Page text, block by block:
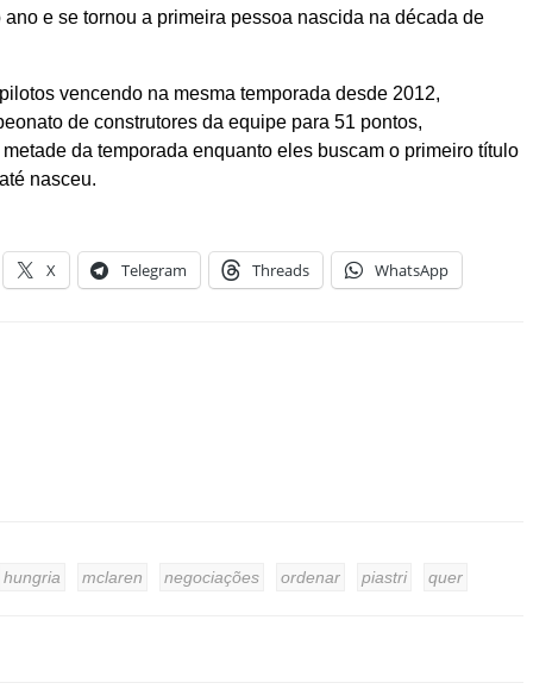
e se tornou a primeira pessoa nascida na década de
vencendo na mesma temporada desde 2012,
de construtores da equipe para 51 pontos,
da temporada enquanto eles buscam o primeiro título
até nasceu.
X Telegram Threads WhatsApp
hungria mclaren negociações ordenar piastri quer